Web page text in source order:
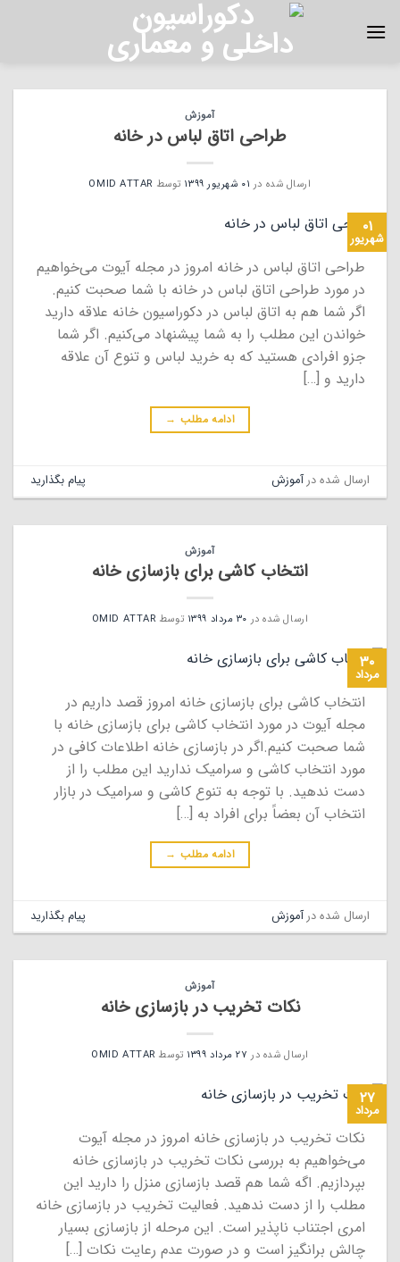
آموزش
طراحی اتاق لباس در خانه
ارسال شده در ۰۱ شهریور ۱۳۹۹ توسط OMID ATTAR
۰۱
شهریور
طراحی اتاق لباس در خانه امروز در مجله آیوت می‌خواهیم
در مورد طراحی اتاق لباس در خانه با شما صحبت کنیم.
اگر شما هم به اتاق لباس در دکوراسیون خانه علاقه دارید
خواندن این مطلب را به شما پیشنهاد می‌کنیم. اگر شما
جزو افرادی هستید که به خرید لباس و تنوع آن علاقه
دارید و […]
ادامه مطلب →
ارسال شده درآموزش پیام بگذارید
آموزش
انتخاب کاشی برای بازسازی خانه
ارسال شده در ۳۰ مرداد ۱۳۹۹ توسط OMID ATTAR
۳۰
مرداد
انتخاب کاشی برای بازسازی خانه امروز قصد داریم در
مجله آیوت در مورد انتخاب کاشی برای بازسازی خانه با
شما صحبت کنیم.اگر در بازسازی خانه اطلاعات کافی در
مورد انتخاب کاشی و سرامیک ندارید این مطلب را از
دست ندهید. با توجه به تنوع کاشی و سرامیک در بازار
انتخاب آن بعضاً برای افراد به […]
ادامه مطلب →
ارسال شده درآموزش پیام بگذارید
آموزش
نکات تخریب در بازسازی خانه
ارسال شده در ۲۷ مرداد ۱۳۹۹ توسط OMID ATTAR
۲۷
مرداد
نکات تخریب در بازسازی خانه امروز در مجله آیوت
می‌خواهیم به بررسی نکات تخریب در بازسازی خانه
بپردازیم. اگه شما هم قصد بازسازی منزل را دارید این
مطلب را از دست ندهید. فعالیت تخریب در بازسازی خانه
امری اجتناب ناپذیر است. این مرحله از بازسازی بسیار
چالش برانگیز است و در صورت عدم رعایت نکات […]